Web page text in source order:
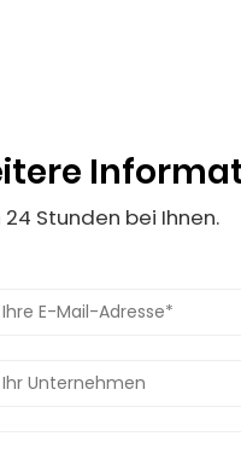
Stunden bei Ihnen.